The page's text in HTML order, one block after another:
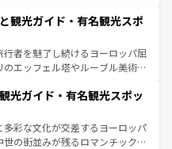
報はコンテンツ一覧を参照してほ
情熱的なフラメンコ、熱気あふ
タパスが生活の一部となってい
された雰囲気や、バルセロナの
地方では古代ローマ遺跡や中世
気候が異なるスペインはその個
しい。
観光ガイド・有名観光スポ
者を魅了し続けるヨーロッパ屈
エッフェル塔やルーブル美術館
いる。華麗な宮殿、歴史的な大
て豊かな自然が、訪れる者を心
ランスは美食の国としても知ら
コ無形文化遺産にも登録されて
光ガイド・有名観光スポッ
多彩な文化が交差するヨーロッパ
の街並みが残るロマンチック街